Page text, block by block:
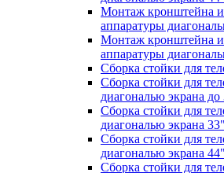
Монтаж кронштейна
аппаратуры
Монтаж кронштейна
аппаратуры
Сборка стойки для
Сборка стойки для
диагональю экрана до
Сборка стойки для
диагональю экрана
Сборка стойки для
диагональю экрана
Сборка стойки для